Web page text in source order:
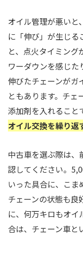
オイル管理が悪いと
に「伸び」が生じる
と、点火タイミン
ワーダウンを感じた
伸びたチェーンがガ
ともあります。チェ
添加剤を入れること
オイル交換を繰り返
中古車を選ぶ際は
認してください。
いった具合に、こま
チェーンの状態も良
に、何万キロもオイ
合は、チェーン車と